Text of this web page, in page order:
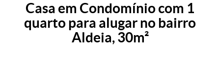
Casa em Condomínio com 1
quarto para alugar no bairro
Aldeia, 30m²